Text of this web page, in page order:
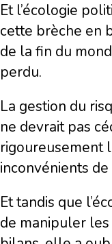
Et l’écologie
cette brèche en
de la fin du
perdu.
La gestion du
ne devrait pas
rigoureusement
inconvénients
Et tandis que
de manipuler les